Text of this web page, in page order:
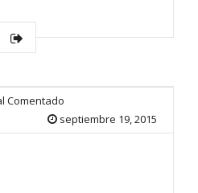
Comentado
septiembre 19, 2015